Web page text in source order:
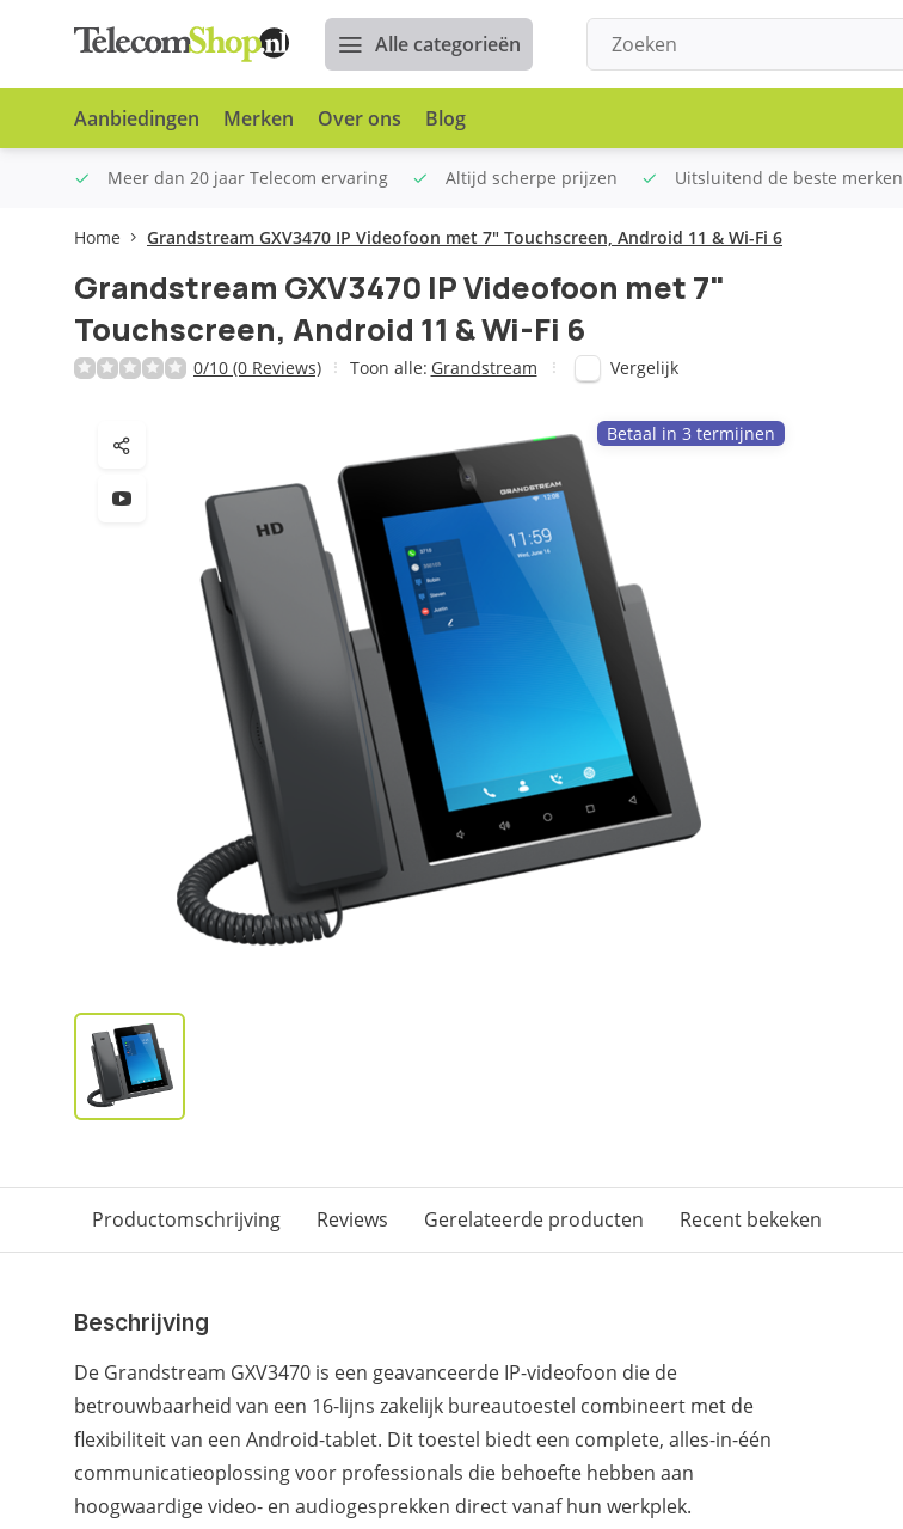
Alle categorieën
Aanbiedingen Merken Over ons Blog
Meer dan 20 jaar Telecom ervaring Altijd scherpe prijzen Uitsluitend de beste merken
Home Grandstream GXV3470 IP Videofoon met 7" Touchscreen, Android 11 & Wi-Fi 6
Grandstream GXV3470 IP Videofoon met 7"
Touchscreen, Android 11 & Wi-Fi 6
0/10 (0 Reviews) Toon alle: Grandstream Vergelijk
Betaal in 3 termijnen
Productomschrijving Reviews Gerelateerde producten Recent bekeken
Beschrijving
De Grandstream GXV3470 is een geavanceerde IP-videofoon die de
betrouwbaarheid van een 16-lijns zakelijk bureautoestel combineert met de
flexibiliteit van een Android-tablet. Dit toestel biedt een complete, alles-in-één
communicatieoplossing voor professionals die behoefte hebben aan
hoogwaardige video- en audiogesprekken direct vanaf hun werkplek.